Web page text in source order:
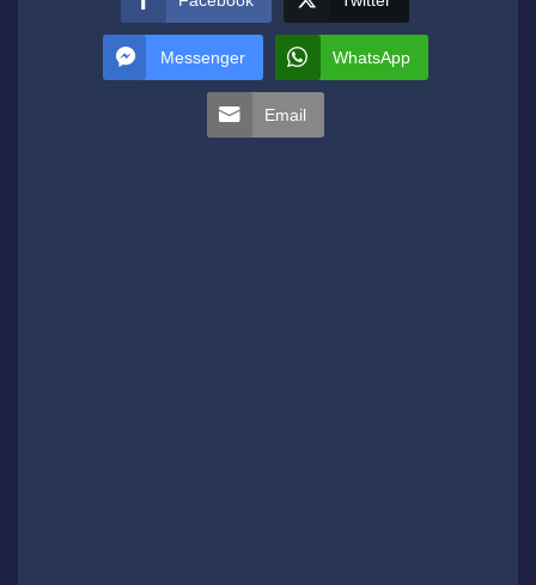
Messenger WhatsApp
Email